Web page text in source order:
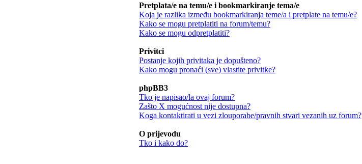
Pretplata/e na temu/e i bookmarkiranje tema/e
Koja je razlika između bookmarkiranja teme/a i pretplate na temu/e?
Kako se mogu pretplatiti na forum/temu?
Kako se mogu odpretplatiti?
Privitci
Postanje kojih privitaka je dopušteno?
Kako mogu pronaći (sve) vlastite privitke?
phpBB3
Tko je napisao/la ovaj forum?
Zašto X mogućnost nije dostupna?
Koga kontaktirati u vezi zlouporabe/pravnih stvari vezanih uz forum?
O prijevodu
Tko i kako do?